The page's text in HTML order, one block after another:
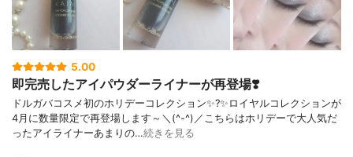
5.00
即完売したアイパウダーライナーが再登場❣️
ドルガバコスメ初のホリデーコレクション✨?✨ロイヤルコレクションが
4月に数量限定で再登場します～＼(^-^)／こちらはホリデーで大人気だ
ったアイライナーあまりの…続きを見る